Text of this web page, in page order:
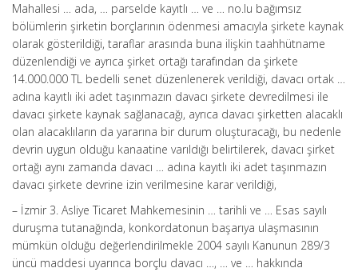
Mahallesi … ada, … parselde kayıtlı … ve … no.lu bağımsız
bölümlerin şirketin borçlarının ödenmesi amacıyla şirkete kaynak
olarak gösterildiği, taraflar arasında buna ilişkin taahhütname
düzenlendiği ve ayrıca şirket ortağı tarafından da şirkete
14.000.000 TL bedelli senet düzenlenerek verildiği, davacı ortak …
adına kayıtlı iki adet taşınmazın davacı şirkete devredilmesi ile
davacı şirkete kaynak sağlanacağı, ayrıca davacı şirketten alacaklı
olan alacaklıların da yararına bir durum oluşturacağı, bu nedenle
devrin uygun olduğu kanaatine varıldığı belirtilerek, davacı şirket
ortağı aynı zamanda davacı … adına kayıtlı iki adet taşınmazın
davacı şirkete devrine izin verilmesine karar verildiği,
– İzmir 3. Asliye Ticaret Mahkemesinin … tarihli ve … Esas sayılı
duruşma tutanağında, konkordatonun başarıya ulaşmasının
mümkün olduğu değerlendirilmekle 2004 sayılı Kanunun 289/3
üncü maddesi uyarınca borçlu davacı …, … ve … hakkında